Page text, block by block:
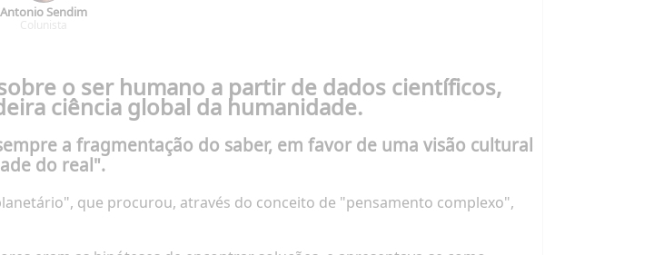
Antonio Sendim
Colunista
o ser humano a partir de dados científicos,
ciência global da humanidade.
a fragmentação do saber, em favor de uma visão cultural
do real".
que procurou, através do conceito de "pensamento complexo",